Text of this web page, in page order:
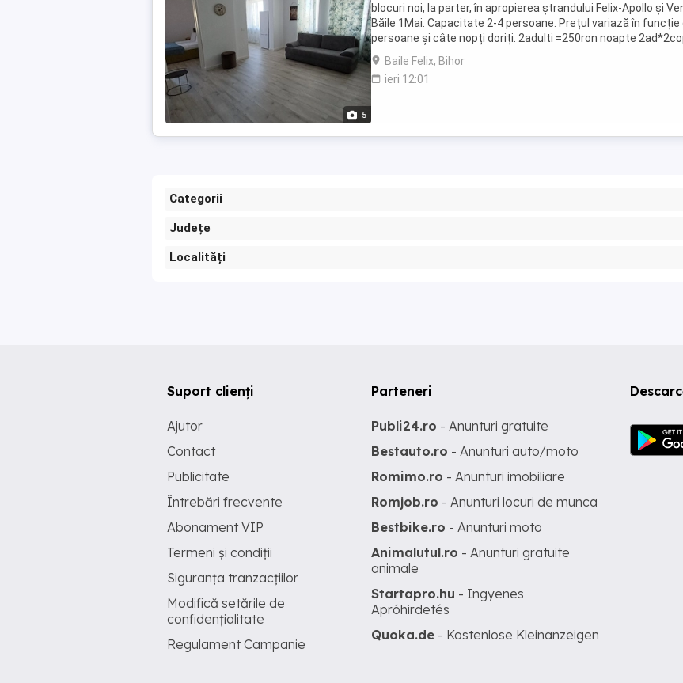
5
blocuri noi, la parter, în apropierea ștrandului Felix-Apollo și
Băile 1Mai. Capacitate 2-4 persoane. Prețul variază în funcție
persoane și câte nopți doriți. 2adulti =250ron noapte
250ron noapte 3adulti-270lei ...
Baile Felix, Bihor
ieri 12:01
Categorii
Județe
Localități
Suport clienți
Ajutor
Contact
Publicitate
Întrebări frecvente
Abonament VIP
Termeni și condiții
Siguranța tranzacțiilor
Modifică setările de
confidențialitate
Regulament Campanie
Parteneri
Publi24.ro - Anunturi gratuite
Bestauto.ro - Anunturi auto/moto
Romimo.ro - Anunturi imobiliare
Romjob.ro - Anunturi locuri de munca
Bestbike.ro - Anunturi moto
Animalutul.ro - Anunturi gratuite
animale
Startapro.hu - Ingyenes
Apróhirdetés
Quoka.de - Kostenlose Kleinanzeigen